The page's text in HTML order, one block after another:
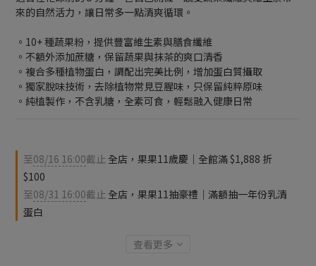
來的自然活力，讓日常多一點清爽循環。
。10+ 種蔬果粉，提供豐富維生素與膳食纖維
。不額外添加蔗糖，保留蔬果與抹茶的爽口清香
。複合多種植物蛋白，調配出完美比例，增加蛋白質攝取
。獨家脫味技術，去除植物常見豆腥味，只保留純粹原味
。純植製作，不含乳糖，全素可食，輕鬆融入健康日常
至08/16 16:00截止 全店，果果11歲慶｜全館滿 $1,888 折
$100
至08/31 16:00截止 全店，果果11抽豪禮｜滿額抽一年份乳清
蛋白
查看更多